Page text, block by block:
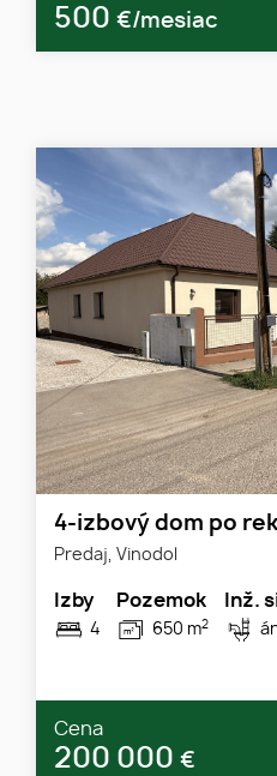
500 €/mesiac
4-izbový dom po
Predaj, Vinodol
Izby
4
Pozemok
650 m2
Inž.
Cena
200 000 €